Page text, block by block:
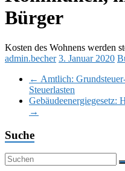
Bürger
Kosten des Wohnens werden
admin.becher 3. Januar 2020
← Amtlich:
Steuerlasten
Gebäudeenergiegesetz:
→
Suche